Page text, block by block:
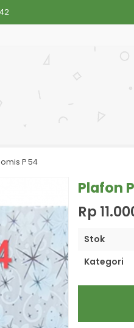
X Harga Ekonomis
Harga Ekonomis
P 54
Plafon
Rp
Stok
Kategori